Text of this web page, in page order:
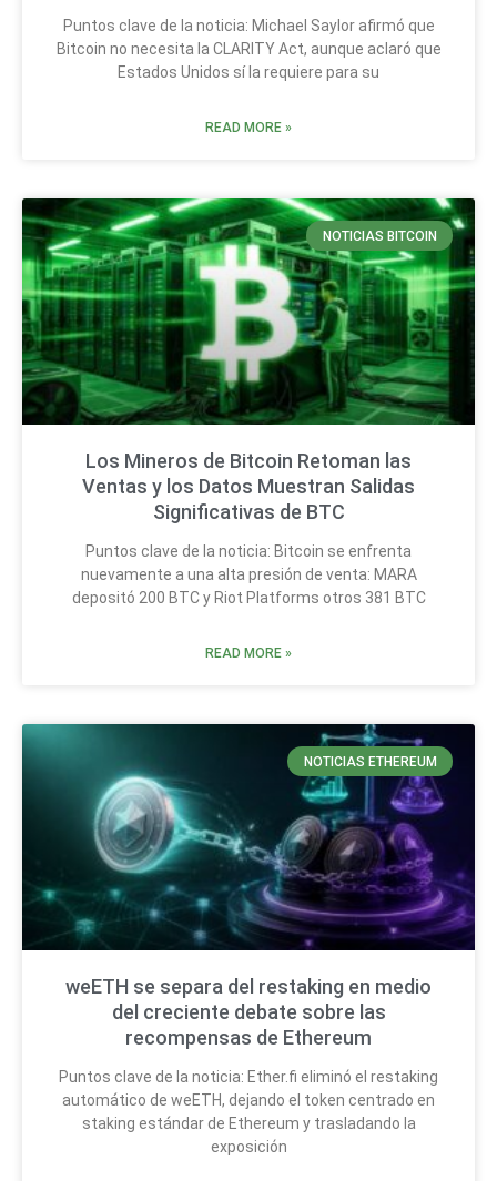
Puntos clave de la noticia: Michael Saylor afirmó que
Bitcoin no necesita la CLARITY Act, aunque aclaró que
Estados Unidos sí la requiere para su
READ MORE »
NOTICIAS BITCOIN
Los Mineros de Bitcoin Retoman las
Ventas y los Datos Muestran Salidas
Significativas de BTC
Puntos clave de la noticia: Bitcoin se enfrenta
nuevamente a una alta presión de venta: MARA
depositó 200 BTC y Riot Platforms otros 381 BTC
READ MORE »
NOTICIAS ETHEREUM
weETH se separa del restaking en medio
del creciente debate sobre las
recompensas de Ethereum
Puntos clave de la noticia: Ether.fi eliminó el restaking
automático de weETH, dejando el token centrado en
staking estándar de Ethereum y trasladando la
exposición